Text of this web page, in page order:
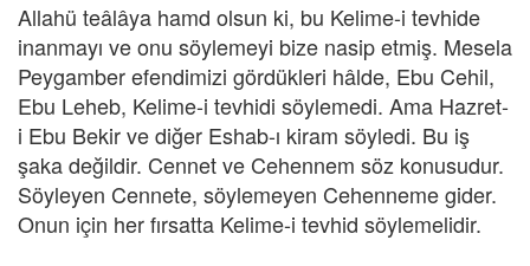
Allahü teâlâya hamd olsun ki, bu Kelime-i tevhide
inanmayı ve onu söylemeyi bize nasip etmiş. Mesela
Peygamber efendimizi gördükleri hâlde, Ebu Cehil,
Ebu Leheb, Kelime-i tevhidi söylemedi. Ama Hazret-
i Ebu Bekir ve diğer Eshab-ı kiram söyledi. Bu iş
şaka değildir. Cennet ve Cehennem söz konusudur.
Söyleyen Cennete, söylemeyen Cehenneme gider.
Onun için her fırsatta Kelime-i tevhid söylemelidir.